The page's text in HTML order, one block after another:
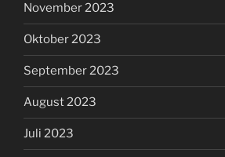
November 2023
Oktober 2023
September 2023
August 2023
Juli 2023